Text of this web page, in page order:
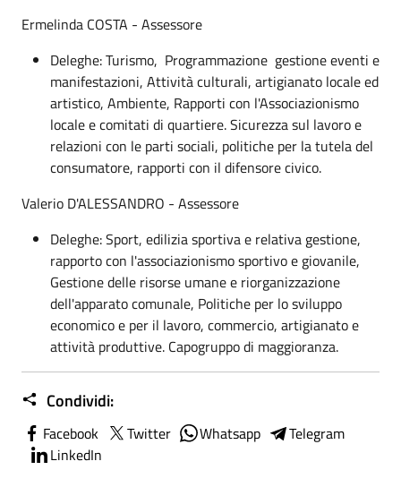
Ermelinda COSTA - Assessore
Deleghe: Turismo, Programmazione gestione eventi e
manifestazioni, Attività culturali, artigianato locale ed
artistico, Ambiente, Rapporti con l'Associazionismo
locale e comitati di quartiere. Sicurezza sul lavoro e
relazioni con le parti sociali, politiche per la tutela del
consumatore, rapporti con il difensore civico.
Valerio D'ALESSANDRO - Assessore
Deleghe: Sport, edilizia sportiva e relativa gestione,
rapporto con l'associazionismo sportivo e giovanile,
Gestione delle risorse umane e riorganizzazione
dell'apparato comunale, Politiche per lo sviluppo
economico e per il lavoro, commercio, artigianato e
attività produttive. Capogruppo di maggioranza.
Condividi:
Facebook Twitter Whatsapp
Telegram
LinkedIn